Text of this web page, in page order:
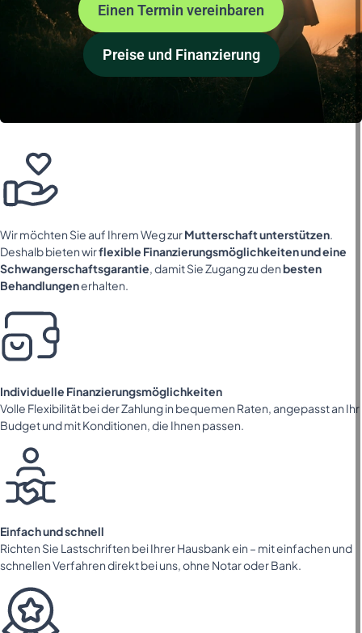
Einen Termin vereinbaren
Preise und Finanzierung
Wir möchten Sie auf Ihrem Weg zurMutterschaft unterstützen.
Deshalb bieten wirflexible Finanzierungsmöglichkeiten und eine
Schwangerschaftsgarantie, damit Sie Zugang zu denbesten
Behandlungenerhalten.
Individuelle Finanzierungsmöglichkeiten
Volle Flexibilität bei der Zahlung in bequemen Raten, angepasst an Ihr
Budget und mit Konditionen, die Ihnen passen.
Einfach und schnell
Richten Sie Lastschriften bei Ihrer Hausbank ein – mit einfachen und
schnellen Verfahren direkt bei uns, ohne Notar oder Bank.